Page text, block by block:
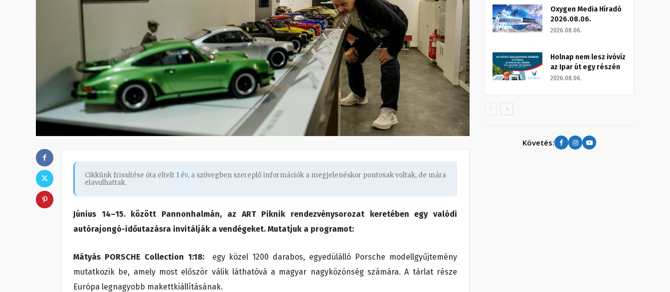
Cikkünk frissítése óta eltelt 1 év, a szövegben szereplő információk a megjelenéskor pontosak voltak, de mára
elavulhattak.
Június 14–15. között Pannonhalmán, az ART Piknik rendezvénysorozat keretében egy valódi
autórajongó-időutazásra invitálják a vendégeket. Mutatjuk a programot:
Mátyás PORSCHE Collection 1:18:egy közel 1200 darabos, egyedülálló Porsche modellgyűjtemény
mutatkozik be, amely most először válik láthatóvá a magyar nagyközönség számára. A tárlat része
Európa legnagyobb makettkiállításának.
Oxygen Media Híradó
2026.08.06.
2026.08.06.
Holnap nem lesz ivóvíz
az Ipar út egy részén
2026.08.06.
Követés: